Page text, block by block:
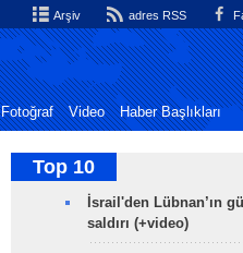
Arşiv adres RSS
Fotoğraf Video Haber Başlıkları
Top 10
İsrail'den Lübnan’ın
saldırı (+video)